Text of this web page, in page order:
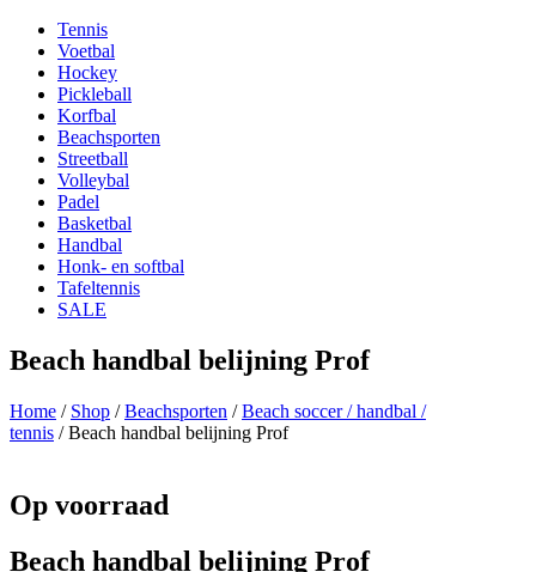
Tennis
Voetbal
Hockey
Pickleball
Korfbal
Beachsporten
Streetball
Volleybal
Padel
Basketbal
Handbal
Honk- en softbal
Tafeltennis
SALE
Beach handbal belijning Prof
Home / Shop /Beachsporten /Beach soccer / handbal /
tennis / Beach handbal belijning Prof
Op voorraad
Beach handbal belijning Prof